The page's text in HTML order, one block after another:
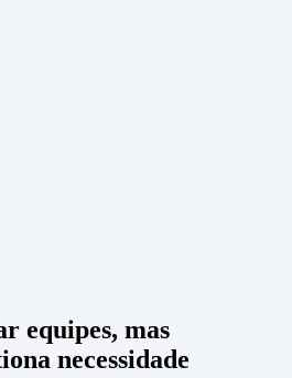
equipes, mas
necessidade